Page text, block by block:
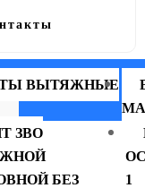
ВЫТЯЖНЫЕ
ЗВО
БЕЗ
1